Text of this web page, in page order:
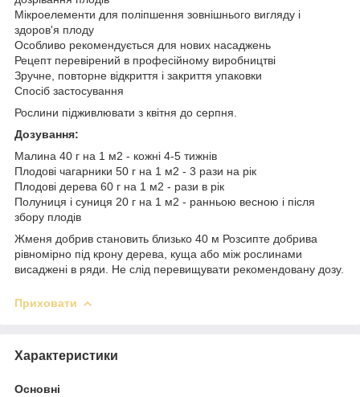
Мікроелементи для поліпшення зовнішнього вигляду і
здоров'я плоду
Особливо рекомендується для нових насаджень
Рецепт перевірений в професійному виробництві
Зручне, повторне відкриття і закриття упаковки
Спосіб застосування
Рослини підживлювати з квітня до серпня.
Дозування:
Малина 40 г на 1 м2 - кожні 4-5 тижнів
Плодові чагарники 50 г на 1 м2 - 3 рази на рік
Плодові дерева 60 г на 1 м2 - рази в рік
Полуниця і суниця 20 г на 1 м2 - ранньою весною і після
збору плодів
Жменя добрив становить близько 40 м Розсипте добрива
рівномірно під крону дерева, куща або між рослинами
висаджені в ряди. Не слід перевищувати рекомендовану дозу.
Приховати
Характеристики
Основні